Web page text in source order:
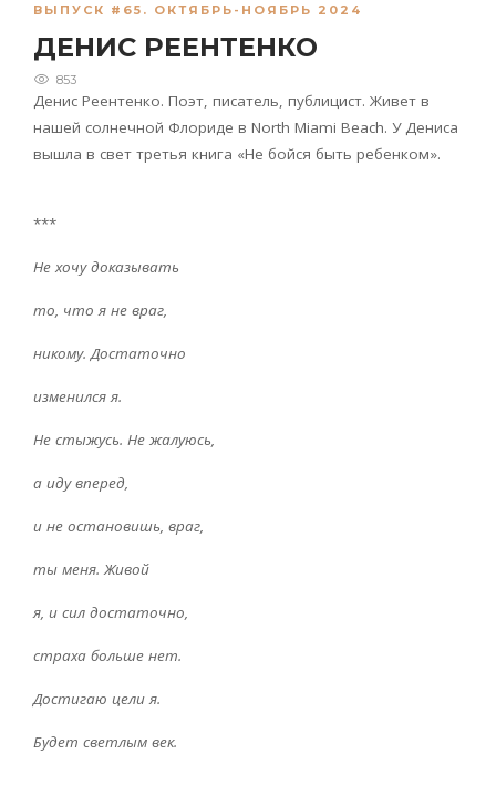
ВЫПУСК #65. ОКТЯБРЬ-НОЯБРЬ 2024
ДЕНИС РЕЕНТЕНКО
853
Денис Реентенко. Поэт, писатель, публицист. Живет в
нашей солнечной Флориде в North Miami Beach. У Дениса
вышла в свет третья книга «Не бойся быть ребенком».
***
Не хочу доказывать
то, что я не враг,
никому. Достаточно
изменился я.
Не стыжусь. Не жалуюсь,
а иду вперед,
и не остановишь, враг,
ты меня. Живой
я, и сил достаточно,
страха больше нет.
Достигаю цели я.
Будет светлым век.